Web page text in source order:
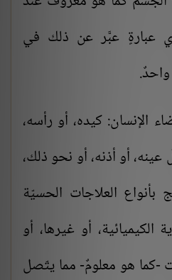
عبارةٍ عبَّر عن ذلك في
كيده، أو رأسه،
عينه، أو أذنه، أو نحو ذلك،
العلاجات الحسيّة
الكيميائية، أو غيرها، أو
-كما هو معلومٌ- مما يتّصل